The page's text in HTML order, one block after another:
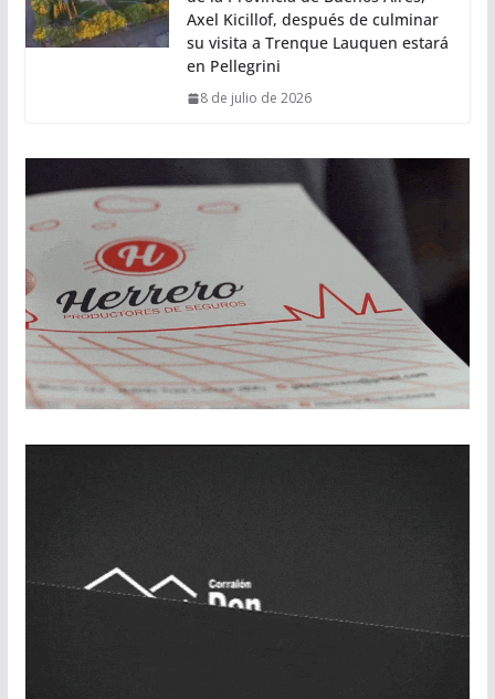
Axel Kicillof, después de culminar
su visita a Trenque Lauquen estará
en Pellegrini
8 de julio de 2026